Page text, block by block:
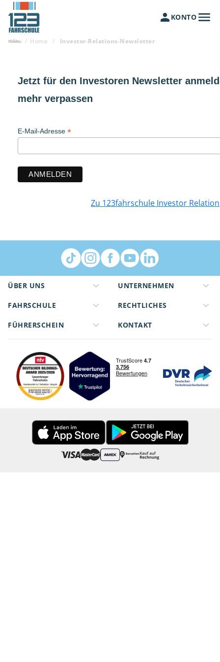
KONTO
/ Home / Investor-Relations-Newsletter
Jetzt für den Investoren Newsletter
mehr verpassen
E-Mail-Adresse *
Zu 123fahrschule Investor Relation
ÜBER UNS
FAHRSCHULE
FÜHRERSCHEIN
UNTERNEHMEN
RECHTLICHES
KONTAKT